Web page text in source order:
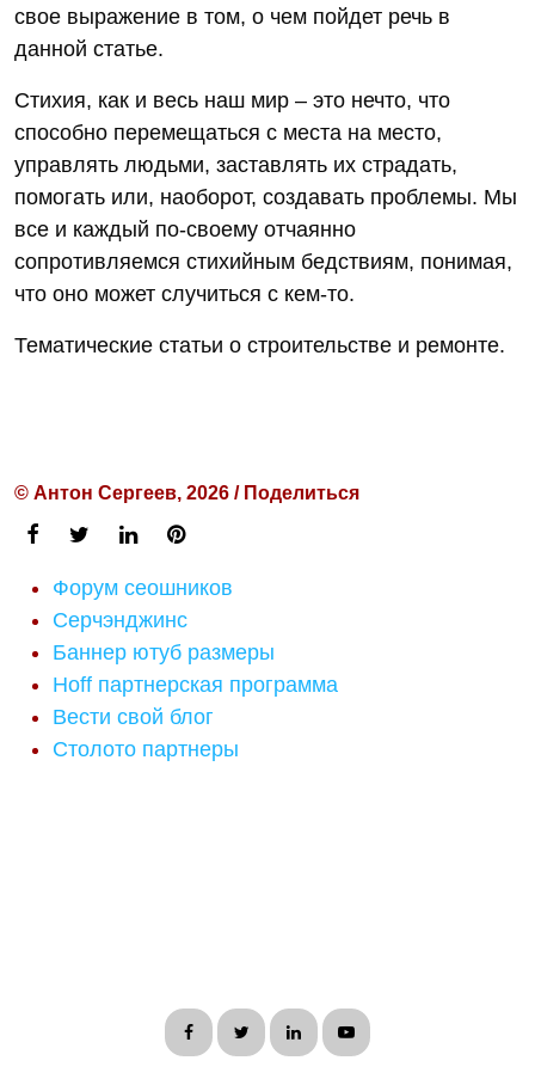
свое выражение в том, о чем пойдет речь в
данной статье.
Стихия, как и весь наш мир – это нечто, что
способно перемещаться с места на место,
управлять людьми, заставлять их страдать,
помогать или, наоборот, создавать проблемы. Мы
все и каждый по-своему отчаянно
сопротивляемся стихийным бедствиям, понимая,
что оно может случиться с кем-то.
Тематические статьи о строительстве и ремонте.
© Антон Сергеев, 2026 / Поделиться
Форум сеошников
Серчэнджинс
Баннер ютуб размеры
Hoff партнерская программа
Вести свой блог
Столото партнеры